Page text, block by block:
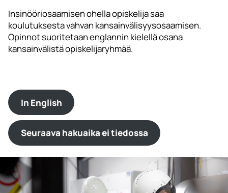
Insinööriosaamisen ohella opiskelija saa
koulutuksesta vahvan kansainvälisyysosaamisen.
Opinnot suoritetaan englannin kielellä osana
kansainvälistä opiskelijaryhmää.
In English
Seuraava hakuaika ei tiedossa